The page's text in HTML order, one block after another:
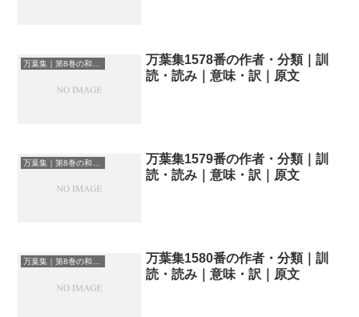
万葉集1578番の作者・分類｜訓
読・読み｜意味・訳｜原文
万葉集1579番の作者・分類｜訓
読・読み｜意味・訳｜原文
万葉集｜第8巻の和歌一覧
万葉集1580番の作者・分類｜訓
読・読み｜意味・訳｜原文